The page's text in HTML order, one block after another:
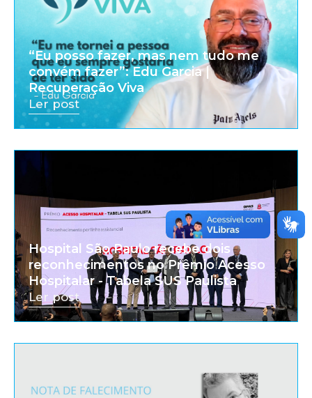
“Eu posso fazer, mas nem tudo me
convém fazer”: Edu Garcia |
Recuperação Viva
Ler post
Hospital São Paulo recebe dois
reconhecimentos no Prêmio Acesso
Hospitalar - Tabela SUS Paulista
Ler post